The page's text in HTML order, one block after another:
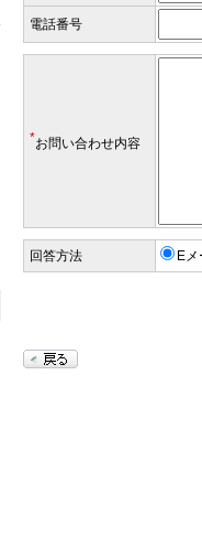
電話番号
*お問い合わせ内容
回答方法 E